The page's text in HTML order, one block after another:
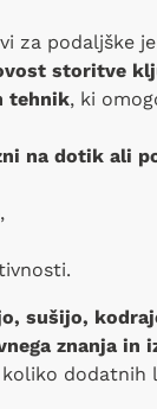
za podaljške
storitve
tehnik, ki
na dotik ali
sušijo,
znanja in
dodatnih